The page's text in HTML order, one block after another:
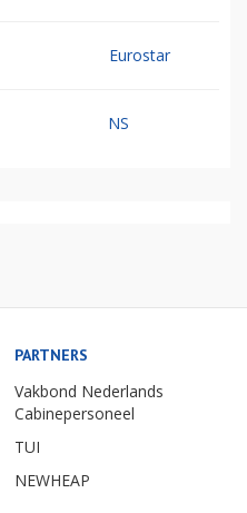
Eurostar
NS
PARTNERS
Vakbond Nederlands
Cabinepersoneel
TUI
NEWHEAP